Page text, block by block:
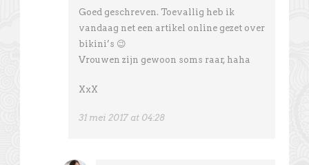
Goed geschreven. Toevallig heb ik
vandaag net een artikel online gezet over
bikini’s 😉
Vrouwen zijn gewoon soms raar, haha
XxX
31 mei 2017 at 04:28